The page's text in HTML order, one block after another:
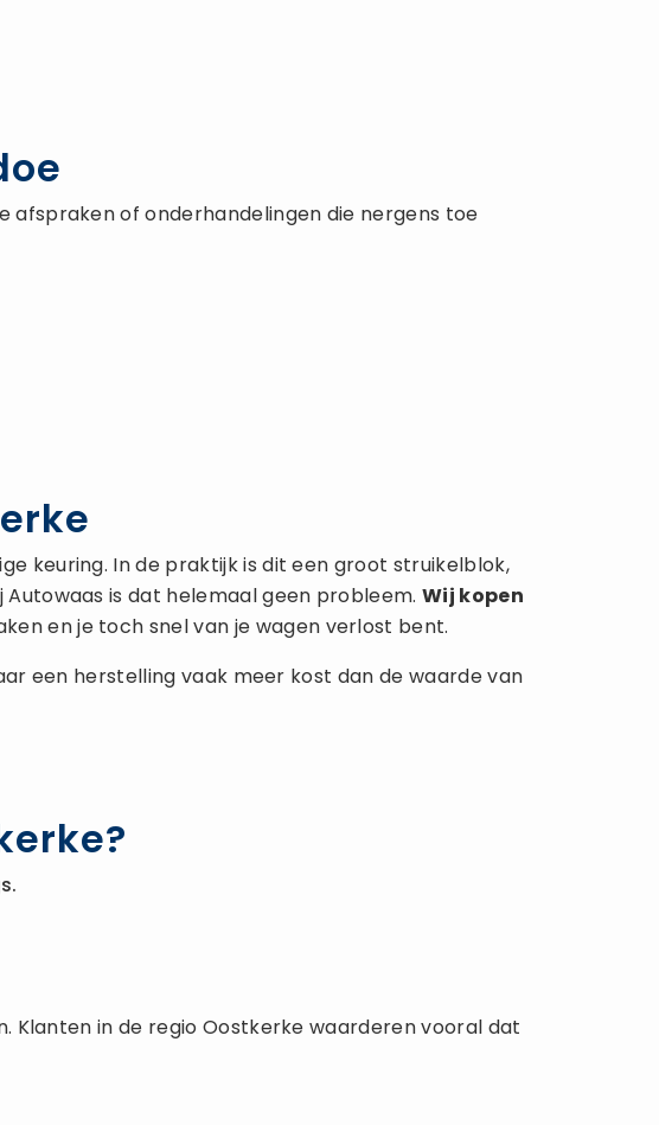
afspraken of onderhandelingen die nergens toe
keuring. In de praktijk is dit een groot struikelblok,
is dat helemaal geen probleem.Wij kopen
en je toch snel van je wagen verlost bent.
een herstelling vaak meer kost dan de waarde van
Klanten in de regio Oostkerke waarderen vooral dat